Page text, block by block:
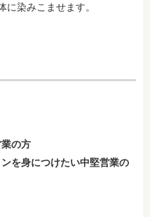
に染みこませます。
の方
を身につけたい中堅営業の